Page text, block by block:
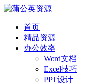
首页
精品资源
办公效率
Word文档
Excel技巧
PPT设计